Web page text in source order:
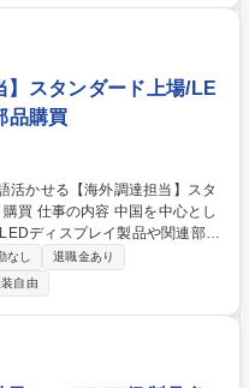
す。あなたの交渉が利益に直結
高い調整力を発揮して難課題を
アアップが得られる環境です。
ください。 募集職種 ★
ト発射設備などの機械装置)】
】スタンダード上場/LE
品購買
心とし
ディスプレイ製品や関連部材
のバランスを意識しながら、製
としたLED
・調整 ・製品仕様や価格の確
クの対応 ★必要に応じて中国
なし
退職金あり
装自由